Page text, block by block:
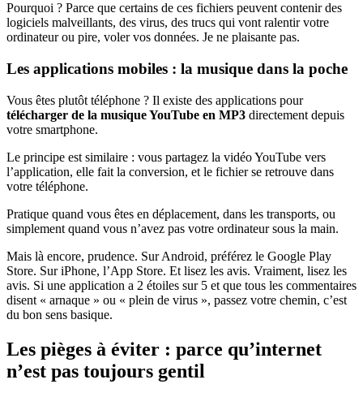
Pourquoi ? Parce que certains de ces fichiers peuvent contenir des
logiciels malveillants, des virus, des trucs qui vont ralentir votre
ordinateur ou pire, voler vos données. Je ne plaisante pas.
Les applications mobiles : la musique dans la poche
Vous êtes plutôt téléphone ? Il existe des applications pour
télécharger de la musique YouTube en MP3 directement depuis
votre smartphone.
Le principe est similaire : vous partagez la vidéo YouTube vers
l’application, elle fait la conversion, et le fichier se retrouve dans
votre téléphone.
Pratique quand vous êtes en déplacement, dans les transports, ou
simplement quand vous n’avez pas votre ordinateur sous la main.
Mais là encore, prudence. Sur Android, préférez le Google Play
Store. Sur iPhone, l’App Store. Et lisez les avis. Vraiment, lisez les
avis. Si une application a 2 étoiles sur 5 et que tous les commentaires
disent « arnaque » ou « plein de virus », passez votre chemin, c’est
du bon sens basique.
Les pièges à éviter : parce qu’internet
n’est pas toujours gentil